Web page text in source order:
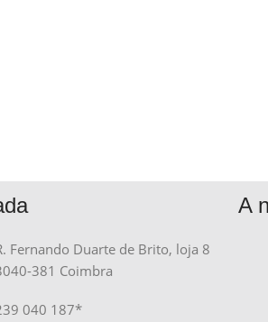
Fernando Duarte de Brito, loja 8
381 Coimbra
040 187*
A